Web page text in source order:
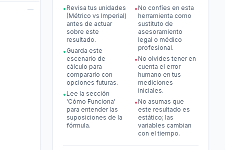
—
• Revisa tus unidades
(Métrico vs Imperial)
antes de actuar
sobre este
resultado.
• Guarda este
escenario de
cálculo para
compararlo con
opciones futuras.
• Lee la sección
'Cómo Funciona'
para entender las
suposiciones de la
fórmula.
• No confíes en esta
herramienta como
sustituto de
asesoramiento
legal o médico
profesional.
• No olvides tener en
cuenta el error
humano en tus
mediciones
iniciales.
• No asumas que
este resultado es
estático; las
variables cambian
con el tiempo.